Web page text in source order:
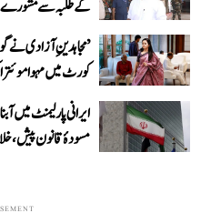
کے طلبہ سے
’مجاہدینِ آزادی نے
کورٹ میں مہوا
ایرانی پارلیمنٹ
مسودۂ قانون پیش،